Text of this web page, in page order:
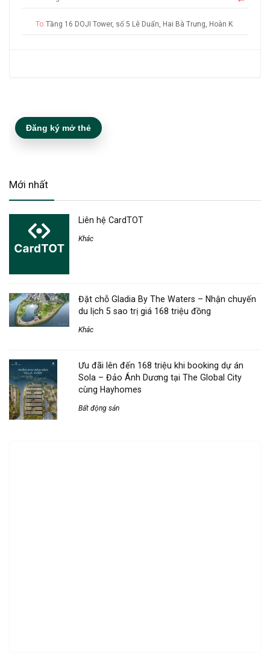
To:
Đăng ký mở thẻ
Mới nhất
Liên hệ CardTOT
Khác
Đặt chỗ Gladia By The Waters – Nhận chuyến
du lịch 5 sao trị giá 168 triệu đồng
Khác
Ưu đãi lên đến 168 triệu khi booking dự án
Sola – Đảo Ánh Dương tại The Global City
cùng Hayhomes
Bất động sản